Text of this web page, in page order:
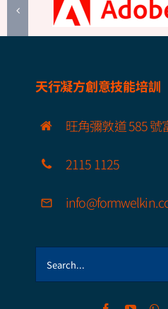
天行凝方創意技能培訓
旺角彌敦道 585 號
2115 1125
Search
for: